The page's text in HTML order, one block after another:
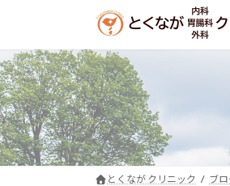
ン
ツ
へ
ス
キ
ッ
ー
シ
ョ
ン
に
移
とくなが クリニック ブ